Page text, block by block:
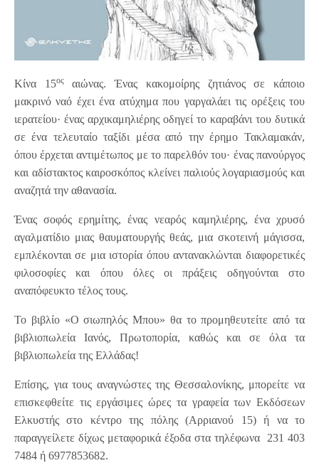
Κίνα 15οςαιώνας. Ένας κακομοίρης ζητιάνος σε κάποιο
μακρινό ναό έχει ένα ατύχημα που γαργαλάει τις ορέξεις του
ιερατείου· ένας αρχικαμηλιέρης οδηγεί το καραβάνι του δυτικά
σε ένα τελευταίο ταξίδι μέσα από την έρημο Τακλαμακάν,
όπου έρχεται αντιμέτωπος με το παρελθόν του· ένας πανούργος
και αδίστακτος καιροσκόπος κλείνει παλιούς λογαριασμούς και
αναζητά την αθανασία.
Ένας σοφός ερημίτης, ένας νεαρός καμηλιέρης, ένα χρυσό
αγαλματίδιο μιας θαυματουργής θεάς, μια σκοτεινή μάγισσα,
εμπλέκονται σε μια ιστορία όπου αντανακλώνται διαφορετικές
φιλοσοφίες και όπου όλες οι πράξεις οδηγούνται στο
αναπόφευκτο τέλος τους.
Το βιβλίο «Ο σιωπηλός Μπου» θα το προμηθευτείτε από τα
βιβλιοπωλεία Ιανός, Πρωτοπορία, καθώς και σε όλα τα
βιβλιοπωλεία της Ελλάδας!
Επίσης, για τους αναγνώστες της Θεσσαλονίκης, μπορείτε να
επισκεφθείτε τις εργάσιμες ώρες τα γραφεία των Εκδόσεων
Ελκυστής στο κέντρο της πόλης (Αρριανού 15) ή να το
παραγγείλετε δίχως μεταφορικά έξοδα στα τηλέφωνα 231 403
7484 ή 6977853682.